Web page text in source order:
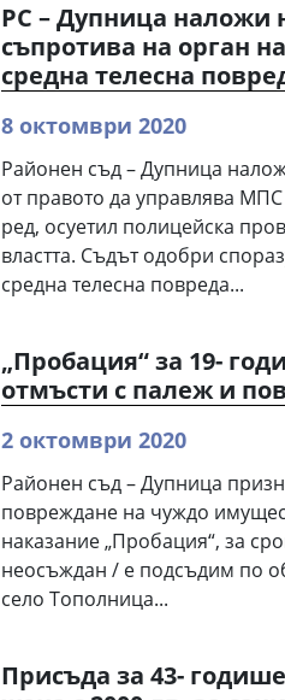
РС – Дупница наложи
съпротива на орган
средна телесна
8 октомври 2020
Районен съд – Дупница
от правото да управлява
ред, осуетил полицейска
властта. Съдът одобри
средна телесна повреда...
„Пробация“ за 19-
отмъсти с палеж и
2 октомври 2020
Районен съд – Дупница
повреждане на чуждо
наказание „Пробация“, за
неосъждан / е подсъдим по
село Тополница...
Присъда за 43-